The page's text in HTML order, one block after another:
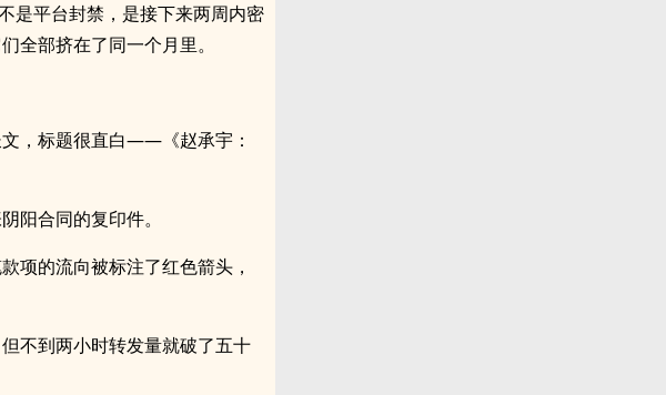
是平台封禁，是接下来两周内密
部挤在了同一个月里。
，标题很直白——《赵承宇：
阳合同的复印件。
项的流向被标注了红色箭头，
不到两小时转发量就破了五十